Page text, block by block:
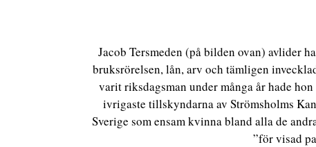
Jacob Tersmeden (på bilden ovan) avlider
bruksrörelsen, lån, arv och tämligen
varit riksdagsman under många år hade
ivrigaste tillskyndarna av Strömsholms
Sverige som ensam kvinna bland alla de
”för visad